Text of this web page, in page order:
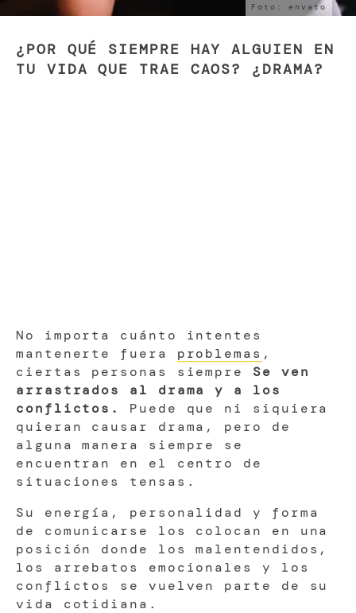
Foto: envato
¿POR QUÉ SIEMPRE HAY ALGUIEN EN
TU VIDA QUE TRAE CAOS? ¿DRAMA?
No importa cuánto intentes
mantenerte fuera problemas ,
ciertas personas siempre Se ven
arrastrados al drama y a los
conflictos.
Puede que ni siquiera
quieran causar drama, pero de
alguna manera siempre se
encuentran en el centro de
situaciones tensas.
Su energía, personalidad y forma
de comunicarse los colocan en una
posición donde los malentendidos,
los arrebatos emocionales y los
conflictos se vuelven parte de su
vida cotidiana.